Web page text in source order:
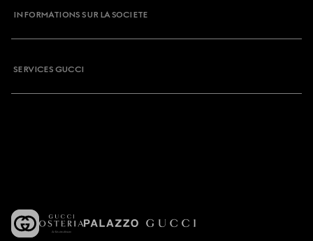
INFORMATIONS SUR LA SOCIETE
SERVICES GUCCI